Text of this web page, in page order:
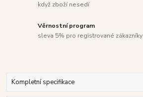
když zboží nesedí
Věrnostní program
sleva 5% pro registrované zákazníky
Kompletní specifikace